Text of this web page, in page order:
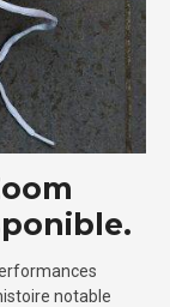
notable